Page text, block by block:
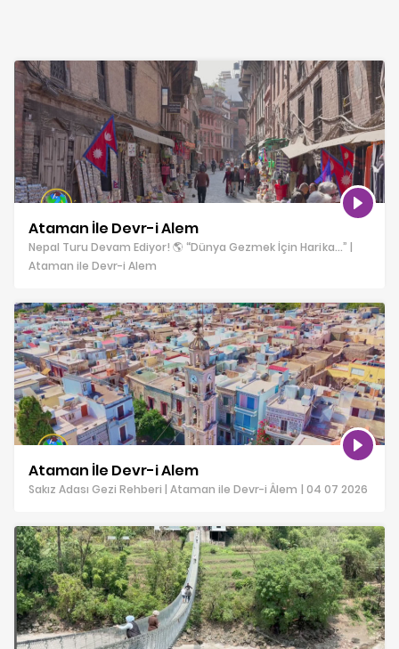
Ataman İle Devr-i Alem
Nepal Turu Devam Ediyor! 🌎 “Dünya Gezmek İçin Harika…” |
Ataman ile Devr-i Alem
Ataman İle Devr-i Alem
Sakız Adası Gezi Rehberi | Ataman ile Devr-i Âlem | 04 07 2026